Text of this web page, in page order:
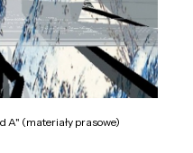
A" (materiały prasowe)